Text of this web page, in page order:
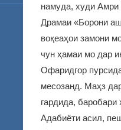
намуда, худи Амри
Драмаи «Борони
воқеаҳои замони
чун ҳамаи мо дар
Офаридгор
месозанд. Маҳз
гардида, баробари
Адабиёти асил,